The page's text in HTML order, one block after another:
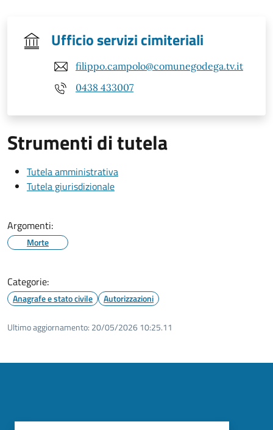
Ufficio servizi cimiteriali
filippo.campolo@comunegodega.tv.it
0438 433007
Strumenti di tutela
Tutela amministrativa
Tutela giurisdizionale
Argomenti:
Morte
Categorie:
Anagrafe e stato civile Autorizzazioni
Ultimo aggiornamento: 20/05/2026 10:25.11